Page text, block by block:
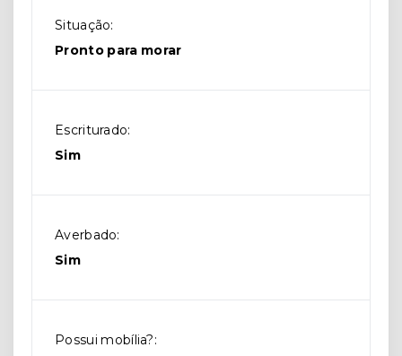
Situação:
Pronto para morar
Escriturado:
Sim
Averbado:
Sim
Possui mobília?: